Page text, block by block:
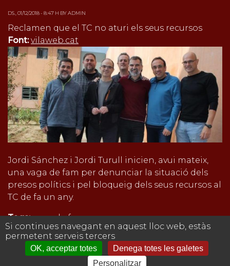
DS., 01/12/2018 - 8:47 H BY ADMIN
Reclamen que el TC no aturi els seus recursos
Font:vilaweb.cat
Jordi Sánchez i Jordi Turull inicien, avui mateix,
una vaga de fam per denunciar la situació dels
presos polítics i pel bloqueig dels seus recursos al
TC de fa un any.
Tags:vaga de fam
notícia
Inicieu sessióper a enviar comentaris
Avís legal
Si continues navegant en aquest lloc web, estàs
permetent serveis tercers
OK, acceptar totes
Denega totes les galetes
Personalitzar